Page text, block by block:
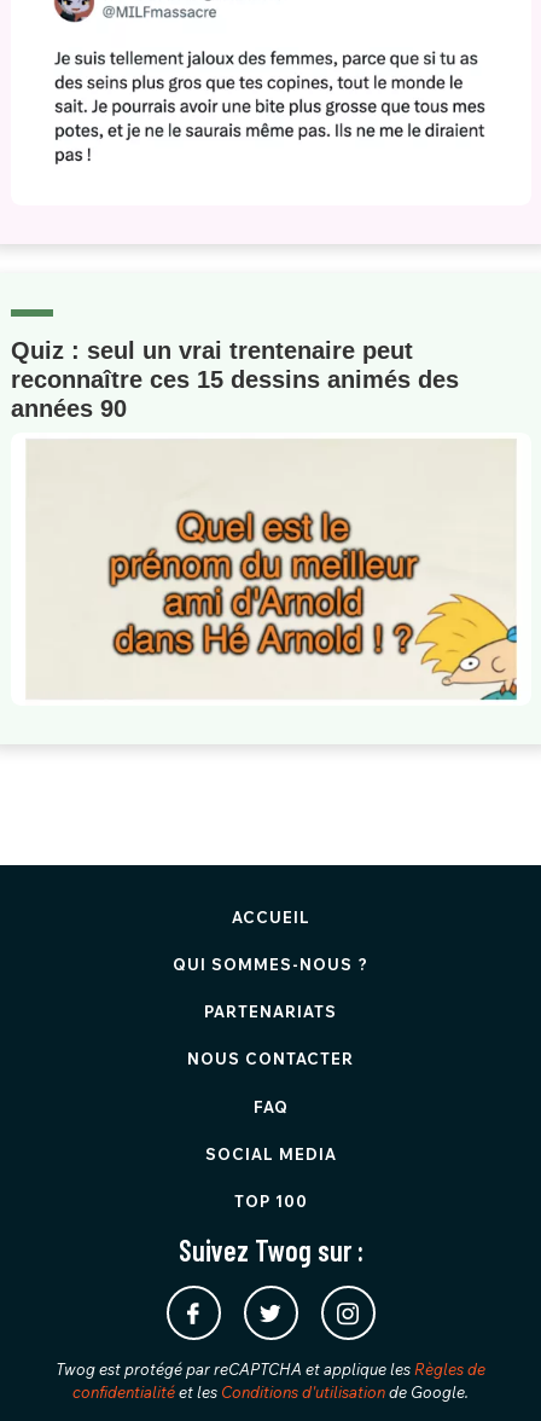
Quiz : seul un vrai trentenaire peut
reconnaître ces 15 dessins animés des
années 90
ACCUEIL
QUI SOMMES-NOUS ?
PARTENARIATS
NOUS CONTACTER
FAQ
SOCIAL MEDIA
TOP 100
Suivez Twog sur :
Twog est protégé par reCAPTCHA et applique les Règles de
confidentialitéet les Conditions d'utilisationde Google.